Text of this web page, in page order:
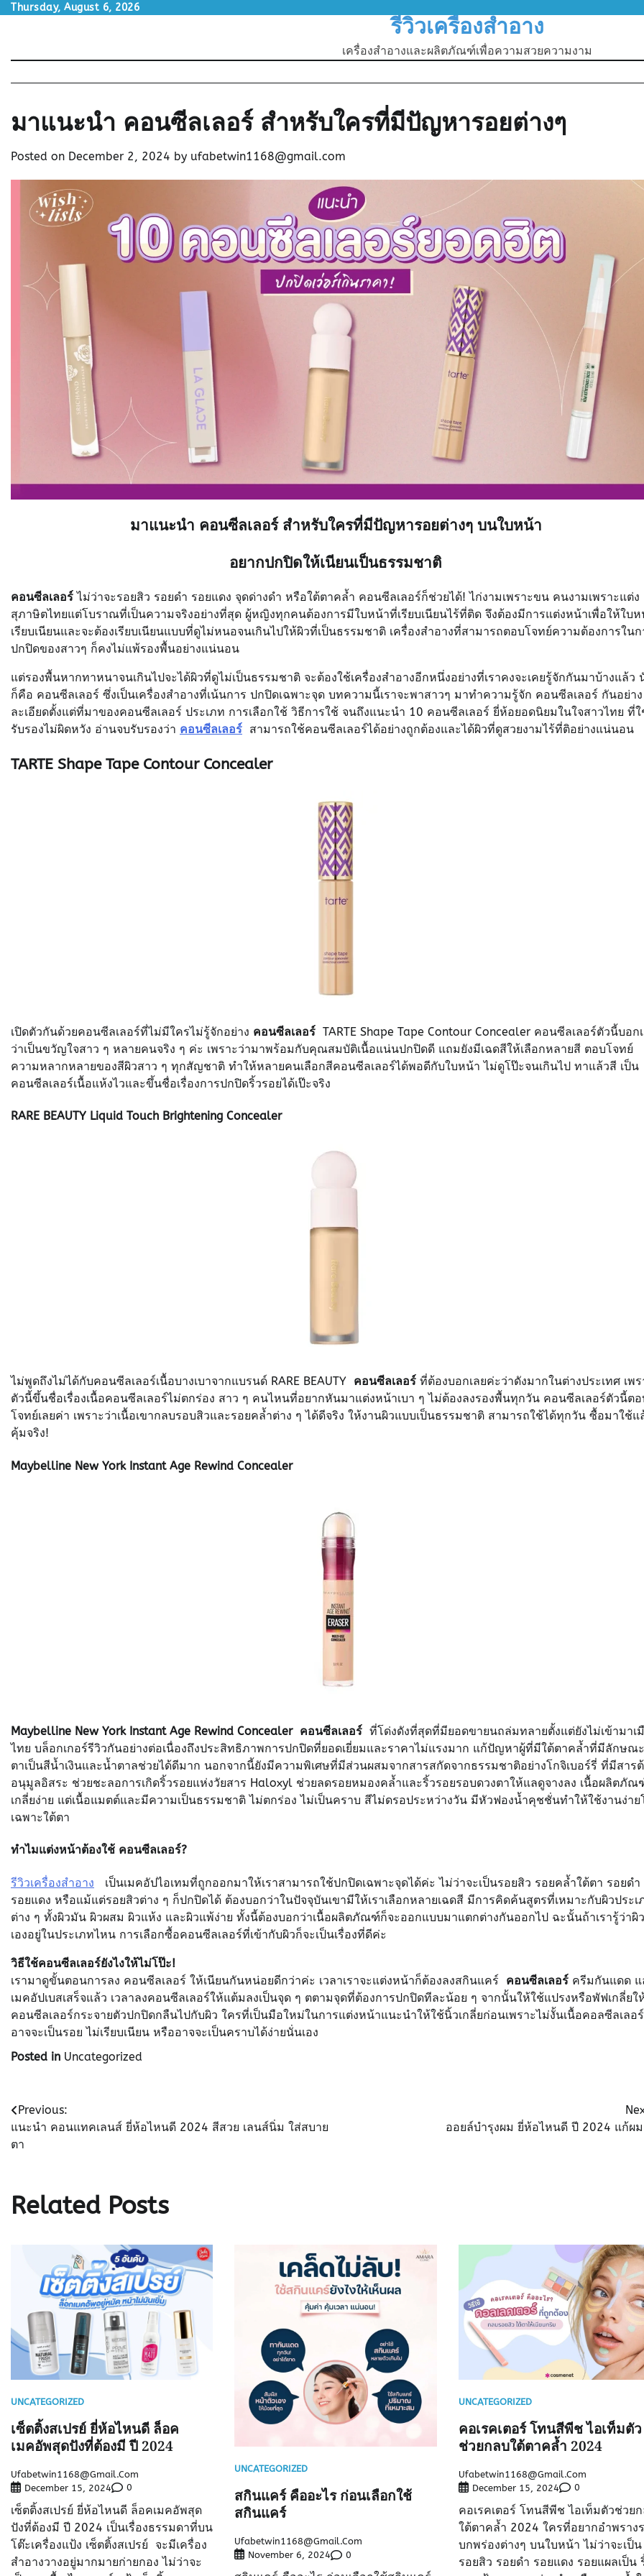
SkipThursday, August 6, 2026
รีวิวเครื่องสำอาง
เครื่องสำอางและผลิตภัณฑ์เพื่อความสวยความงาม
มาแนะนำ คอนซีลเลอร์ สำหรับใครที่มีปัญหารอยต่างๆ
Posted on December 2, 2024 by ufabetwin1168@gmail.com
มาแนะนำ คอนซีลเลอร์ สำหรับใครที่มีปัญหารอยต่างๆ บนใบหน้า
อยากปกปิดให้เนียนเป็นธรรมชาติ
คอนซีลเลอร์ ไม่ว่าจะรอยสิว รอยดำ รอยแดง จุดด่างดำ หรือใต้ตาคล้ำ คอนซีลเลอร์ก็ช่วยได้! ไก่งามเพราะขน คนงามเพราะแต่ง
สุภาษิตไทยแต่โบราณที่เป็นความจริงอย่างที่สุด ผู้หญิงทุกคนต้องการมีใบหน้าที่เรียบเนียนไร้ที่ติด จึงต้องมีการแต่งหน้าเพื่อให้ใบ
เรียบเนียนและจะต้องเรียบเนียนแบบที่ดูไม่หนอจนเกินไปให้ผิวที่เป็นธรรมชาติ เครื่องสำอางที่สามารถตอบโจทย์ความต้องการในก
ปกปิดของสาวๆ ก็คงไม่แพ้รองพื้นอย่างแน่นอน
แต่รองพื้นหากทาหนาจนเกินไปจะได้ผิวที่ดูไม่เป็นธรรมชาติ จะต้องใช้เครื่องสำอางอีกหนึ่งอย่างที่เราคงจะเคยรู้จักกันมาบ้างแล้ว
ก็คือ คอนซีลเลอร์ ซึ่งเป็นเครื่องสำอางที่เน้นการ ปกปิดเฉพาะจุด บทความนี้เราจะพาสาวๆ มาทำความรู้จัก คอนซีลเลอร์ กันอย่าง
ละเอียดตั้งแต่ที่มาของคอนซีลเลอร์ ประเภท การเลือกใช้ วิธีการใช้ จนถึงแนะนำ 10 คอนซีลเลอร์ ยี่ห้อยอดนิยมในใจสาวไทย ที่
รับรองไม่ผิดหวัง อ่านจบรับรองว่า คอนซีลเลอร์ สามารถใช้คอนซีลเลอร์ได้อย่างถูกต้องและได้ผิวที่ดูสวยงามไร้ที่ติอย่างแน่นอน
TARTE Shape Tape Contour Concealer
เปิดตัวกันด้วยคอนซีลเลอร์ที่ไม่มีใครไม่รู้จักอย่าง คอนซีลเลอร์ TARTE Shape Tape Contour Concealer คอนซีลเลอร์ตัวนี้บอก
ว่าเป็นขวัญใจสาว ๆ หลายคนจริง ๆ ค่ะ เพราะว่ามาพร้อมกับคุณสมบัติเนื้อแน่นปกปิดดี แถมยังมีเฉดสีให้เลือกหลายสี ตอบโจทย์
ความหลากหลายของสีผิวสาว ๆ ทุกสัญชาติ ทำให้หลายคนเลือกสีคอนซีลเลอร์ได้พอดีกับใบหน้า ไม่ดูโป๊ะจนเกินไป ทาแล้วสี เป็น
คอนซีลเลอร์เนื้อแห้งไวและขึ้นชื่อเรื่องการปกปิดริ้วรอยได้เป๊ะจริง
RARE BEAUTY Liquid Touch Brightening Concealer
ไม่พูดถึงไม่ได้กับคอนซีลเลอร์เนื้อบางเบาจากแบรนด์ RARE BEAUTY คอนซีลเลอร์ ที่ต้องบอกเลยค่ะว่าดังมากในต่างประเทศ เพร
ตัวนี้ขึ้นชื่อเรื่องเนื้อคอนซีลเลอร์ไม่ตกร่อง สาว ๆ คนไหนที่อยากหันมาแต่งหน้าเบา ๆ ไม่ต้องลงรองพื้นทุกวัน คอนซีลเลอร์ตัวนี้ต
โจทย์เลยค่า เพราะว่าเนื้อเขากลบรอบสิวและรอยคล้ำต่าง ๆ ได้ดีจริง ให้งานผิวแบบเป็นธรรมชาติ สามารถใช้ได้ทุกวัน ซื้อมาใช้แ
คุ้มจริง!
Maybelline New York Instant Age Rewind Concealer
Maybelline New York Instant Age Rewind Concealer คอนซีลเลอร์ ที่โด่งดังที่สุดที่มียอดขายนถล่มทลายตั้งแต่ยังไม่เข้ามาเ
ไทย บล็อกเกอร์รีวิวกันอย่างต่อเนื่องถึงประสิทธิภาพการปกปิดที่ยอดเยี่ยมและราคาไม่แรงมาก แก้ปัญหาผู้ที่มีใต้ตาคล้ำที่มีลักษณ
ตาเป็นสีน้ำเงินและน้ำตาลช่วยได้ดีมาก นอกจากนี้ยังมีความพิเศษที่มีส่วนผสมจากสารสกัดจากธรรมชาติอย่างโกจิเบอร์รี่ ที่มีสาร
อนุมูลอิสระ ช่วยชะลอการเกิดริ้วรอยแห่งวัยสาร Haloxyl ช่วยลดรอยหมองคล้ำและริ้วรอยรอบดวงตาให้แลดูจางลง เนื้อผลิตภัณ
เกลี่ยง่าย แต่เนื้อแมตต์และมีความเป็นธรรมชาติ ไม่ตกร่อง ไม่เป็นคราบ สีไม่ดรอประหว่างวัน มีหัวฟองน้ำคุชชั่นทำให้ใช้งานง่าย
เฉพาะใต้ตา
ทำไมแต่งหน้าต้องใช้ คอนซีลเลอร์?
รีวิวเครื่องสำอาง เป็นเมคอัปไอเทมที่ถูกออกมาให้เราสามารถใช้ปกปิดเฉพาะจุดได้ค่ะ ไม่ว่าจะเป็นรอยสิว รอยคล้ำใต้ตา รอยดำ
รอยแดง หรือแม้แต่รอยสิวต่าง ๆ ก็ปกปิดได้ ต้องบอกว่าในปัจจุบันเขามีให้เราเลือกหลายเฉดสี มีการคิดค้นสูตรที่เหมาะกับผิวประเ
ต่าง ๆ ทั้งผิวมัน ผิวผสม ผิวแห้ง และผิวแพ้ง่าย ทั้งนี้ต้องบอกว่าเนื้อผลิตภัณฑ์ก็จะออกแบบมาแตกต่างกันออกไป ฉะนั้นถ้าเรารู้ว่าผิ
เองอยู่ในประเภทไหน การเลือกซื้อคอนซีลเลอร์ที่เข้ากับผิวก็จะเป็นเรื่องที่ดีค่ะ
วิธีใช้คอนซีลเลอร์ยังไงให้ไม่โป๊ะ!
เรามาดูขั้นตอนการลง คอนซีลเลอร์ ให้เนียนกันหน่อยดีกว่าค่ะ เวลาเราจะแต่งหน้าก็ต้องลงสกินแคร์ คอนซีลเลอร์ ครีมกันแดด แ
เมคอัปเบสเสร็จแล้ว เวลาลงคอนซีลเลอร์ให้แต้มลงเป็นจุด ๆ ตตามจุดที่ต้องการปกปิดทีละน้อย ๆ จากนั้นให้ใช้แปรงหรือพัฟเกลี่ยใ
คอนซีลเลอร์กระจายตัวปกปิดกลืนไปกับผิว ใครที่เป็นมือใหม่ในการแต่งหน้าแนะนำให้ใช้นิ้วเกลี่ยก่อนเพราะไม่งั้นเนื้อคอลซีลเลอร์
อาจจะเป็นรอย ไม่เรียบเนียน หรืออาจจะเป็นคราบได้ง่ายนั่นเอง
Posted in Uncategorized
Post
navigation
Previous:
แนะนำ คอนแทคเลนส์ ยี่ห้อไหนดี 2024 สีสวย เลนส์นิ่ม ใส่สบาย
ตา
ออยล์บำรุงผม ยี่ห้อไหนดี ปี 2024 แก้ผม
Related Posts
UNCATEGORIZED
เซ็ตติ้งสเปรย์ ยี่ห้อไหนดี ล็อค
เมคอัพสุดปังที่ต้องมี ปี 2024
Ufabetwin1168@gmail.com
December 15, 2024
0
เซ็ตติ้งสเปรย์ ยี่ห้อไหนดี ล็อคเมคอัพสุด
ปังที่ต้องมี ปี 2024 เป็นเรื่องธรรมดาที่บน
โต๊ะเครื่องแป้ง เซ็ตติ้งสเปรย์ จะมีเครื่อง
สำอางวางอยู่มากมายก่ายกอง ไม่ว่าจะ
UNCATEGORIZED
สกินแคร์ คืออะไร ก่อนเลือกใช้
สกินแคร์
Ufabetwin1168@gmail.com
November 6, 2024
0
UNCATEGORIZED
คอเรคเตอร์ โทนสีพีช ไอเท็มตัว
ช่วยกลบใต้ตาคล้ำ 2024
Ufabetwin1168@gmail.com
December 15, 2024
0
คอเรคเตอร์ โทนสีพีช ไอเท็มตัวช่วย
ใต้ตาคล้ำ 2024 ใครที่อยากอำพราง
บกพร่องต่างๆ บนใบหน้า ไม่ว่าจะเป็น
รอยสิว รอยดำ รอยแดง รอยแผลเป็น